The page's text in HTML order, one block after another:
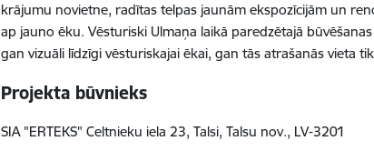
krājumu novietne, radītas telpas jaunām ekspozīcijām un
ap jauno ēku. Vēsturiski Ulmaņa laikā paredzētajā
gan vizuāli līdzīgi vēsturiskajai ēkai, gan tās atrašanās vieta
Projekta būvnieks
SIA "ERTEKS" Celtnieku iela 23, Talsi, Talsu nov., LV-3201